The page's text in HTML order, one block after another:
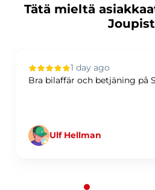
Tätä mieltä
1 day ago
Bra bilaffär och betjäning på
Ulf Hellman